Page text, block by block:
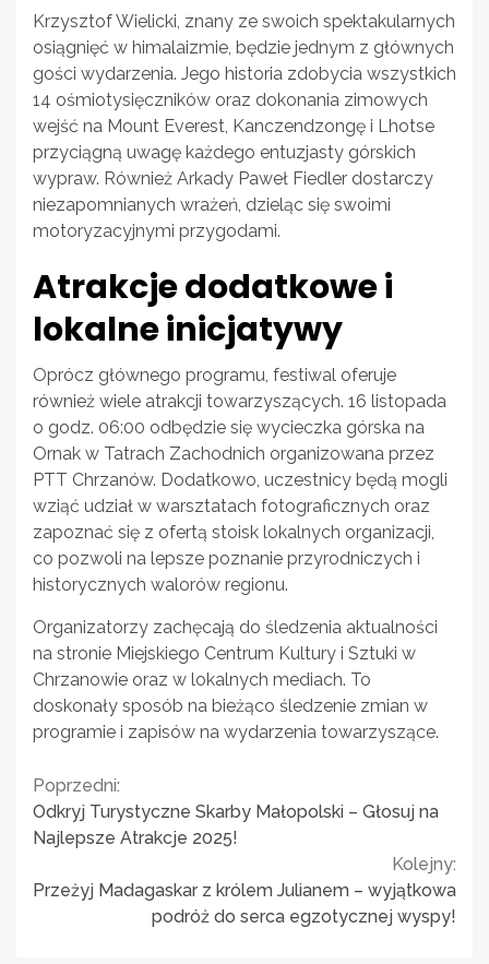
Krzysztof Wielicki, znany ze swoich spektakularnych
osiągnięć w himalaizmie, będzie jednym z głównych
gości wydarzenia. Jego historia zdobycia wszystkich
14 ośmiotysięczników oraz dokonania zimowych
wejść na Mount Everest, Kanczendzongę i Lhotse
przyciągną uwagę każdego entuzjasty górskich
wypraw. Również Arkady Paweł Fiedler dostarczy
niezapomnianych wrażeń, dzieląc się swoimi
motoryzacyjnymi przygodami.
Atrakcje dodatkowe i
lokalne inicjatywy
Oprócz głównego programu, festiwal oferuje
również wiele atrakcji towarzyszących. 16 listopada
o godz. 06:00 odbędzie się wycieczka górska na
Ornak w Tatrach Zachodnich organizowana przez
PTT Chrzanów. Dodatkowo, uczestnicy będą mogli
wziąć udział w warsztatach fotograficznych oraz
zapoznać się z ofertą stoisk lokalnych organizacji,
co pozwoli na lepsze poznanie przyrodniczych i
historycznych walorów regionu.
Organizatorzy zachęcają do śledzenia aktualności
na stronie Miejskiego Centrum Kultury i Sztuki w
Chrzanowie oraz w lokalnych mediach. To
doskonały sposób na bieżąco śledzenie zmian w
programie i zapisów na wydarzenia towarzyszące.
Continue
Reading
Poprzedni:
Odkryj Turystyczne Skarby Małopolski – Głosuj na
Najlepsze Atrakcje 2025!
Kolejny:
Przeżyj Madagaskar z królem Julianem – wyjątkowa
podróż do serca egzotycznej wyspy!